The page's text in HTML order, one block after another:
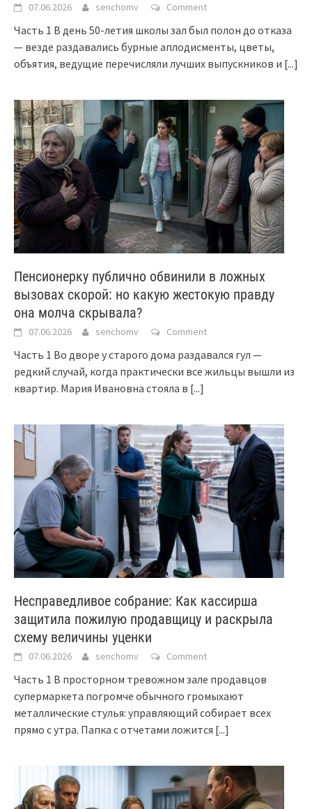
07.06.2026 senchomv Comment
Часть 1 В день 50-летия школы зал был полон до отказа
— везде раздавались бурные аплодисменты, цветы,
объятия, ведущие перечисляли лучших выпускников и [...]
Пенсионерку публично обвинили в ложных
вызовах скорой: но какую жестокую правду
она молча скрывала?
07.06.2026 senchomv Comment
Часть 1 Во дворе у старого дома раздавался гул —
редкий случай, когда практически все жильцы вышли из
квартир. Мария Ивановна стояла в [...]
Несправедливое собрание: Как кассирша
защитила пожилую продавщицу и раскрыла
схему величины уценки
07.06.2026 senchomv Comment
Часть 1 В просторном тревожном зале продавцов
супермаркета погромче обычного громыхают
металлические стулья: управляющий собирает всех
прямо с утра. Папка с отчетами ложится [...]